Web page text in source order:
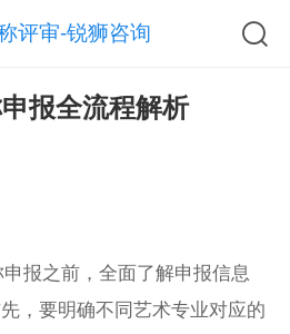
评审-锐狮咨询
报全流程解析
报之前，全面了解申报信息
，要明确不同艺术专业对应的